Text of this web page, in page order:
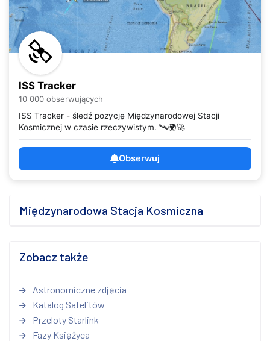
ISS Tracker
10 000 obserwujących
ISS Tracker - śledź pozycję Międzynarodowej Stacji
Kosmicznej w czasie rzeczywistym. 🛰️🌍🚀
Obserwuj
Międzynarodowa Stacja Kosmiczna
Zobacz także
Astronomiczne zdjęcia
Katalog Satelitów
Przeloty Starlink
Fazy Księżyca